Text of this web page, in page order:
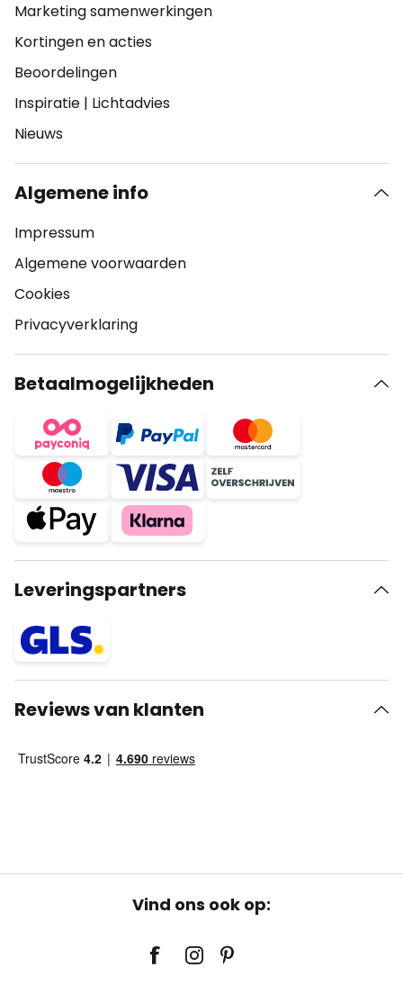
Marketing samenwerkingen
Kortingen en acties
Beoordelingen
Inspiratie | Lichtadvies
Nieuws
Algemene info
Impressum
Algemene voorwaarden
Cookies
Privacyverklaring
Betaalmogelijkheden
Leveringspartners
Reviews van klanten
Vind ons ook op: